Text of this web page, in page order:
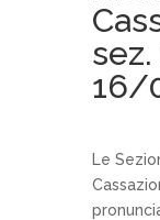
sez.
16/
Le